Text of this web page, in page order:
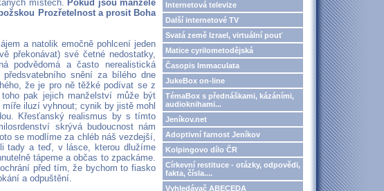
místech. Pokud jsou manželé
Prozřetelnost a prosit Boha
a natolik emočně pohlcení jeden
překonávat) své četné nedostatky,
podvědomá a často nerealistická
snění za bílého dne
že je pro ně těžké podívat se z
pak jejich manželství může být
iluzí vyhnout; cynik by jistě mohl
Křesťanský realismus by s tímto
skrývá budoucnost nám
se modlíme za chléb náš vezdejší,
tady a teď, v lásce, kterou dlužíme
tápeme a občas to zpackáme.
před tím, že bychom to fiasko
a odpuštění.
Internetová televize
Další internetové TV
Svatá země Izrael, virtuální pouť
Matice cyrilometodějská
Časopis Immaculata
JukeBox on-line
TémaBox s přednáškami, kázáními,
audioknihami...
Jeníkov.net
Adoptivní farnost Jeníkov
Kolpingovo dílo ČR
Církevní restituce - otázky, odpovědi,
fakta, čísla....
Vyhledávač ABECEDA